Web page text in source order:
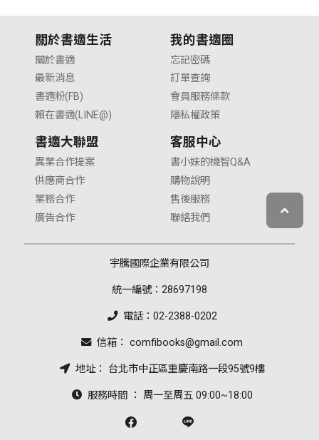
關於書適生活
關於書適
最新消息
書適粉(FB)
賴在書適(LINE@)
我的書適圈
忘記密碼
訂單查詢
會員服務條款
隱私權政策
書適大聯盟
異業合作提案
供應商合作
業務合作
廣告合作
客服中心
書小妹的機智Q&A
購物說明
售後服務
聯絡我們
宇騰國際企業有限公司
統一編號：28697198
電話：02-2388-0202
信箱： comfibooks@gmail.com
地址： 台北市中正區重慶南路一段95號9樓
服務時間 ： 周一至周五 09:00~18:00